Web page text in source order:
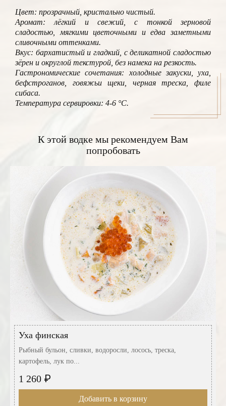
Цвет: прозрачный, кристально чистый.
Аромат: лёгкий и свежий, с тонкой зерновой
сладостью, мягкими цветочными и едва заметными
сливочными оттенками.
Вкус: бархатистый и гладкий, с деликатной сладостью
зёрен и округлой текстурой, без намека на резкость.
Гастрономические сочетания: холодные закуски, уха,
бефстроганов, говяжьи щеки, черная треска, филе
сибаса.
Температура сервировки: 4-6 °C.
К этой водке мы рекомендуем Вам
попробовать
Уха финская
Рыбный бульон, сливки, водоросли, лосось, треска,
картофель, лук по...
1 260 ₽
Добавить в корзину